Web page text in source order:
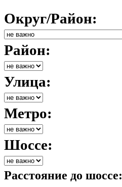
Округ/Район:
Район:
Улица:
Метро:
Шоссе:
Расстояние до шоссе: